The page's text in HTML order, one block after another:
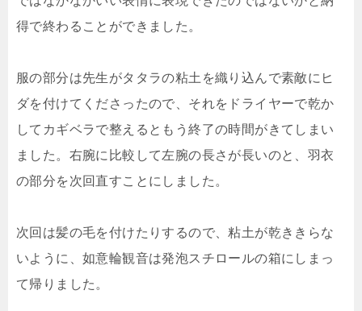
得で終わることができました。
服の部分は先生がタタラの粘土を織り込んで素敵にヒ
ダを付けてくださったので、それをドライヤーで乾か
してカギベラで整えるともう終了の時間がきてしまい
ました。右腕に比較して左腕の長さが長いのと、羽衣
の部分を次回直すことにしました。
次回は髪の毛を付けたりするので、粘土が乾ききらな
いように、如意輪観音は発泡スチロールの箱にしまっ
て帰りました。